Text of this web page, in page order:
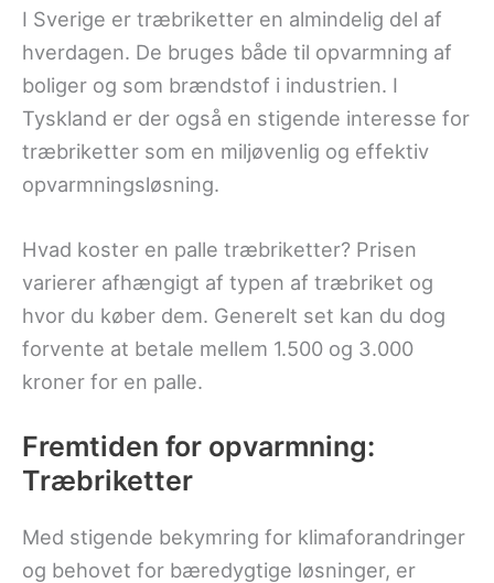
I Sverige er træbriketter en almindelig del af
hverdagen. De bruges både til opvarmning af
boliger og som brændstof i industrien. I
Tyskland er der også en stigende interesse for
træbriketter som en miljøvenlig og effektiv
opvarmningsløsning.
Hvad koster en palle træbriketter? Prisen
varierer afhængigt af typen af træbriket og
hvor du køber dem. Generelt set kan du dog
forvente at betale mellem 1.500 og 3.000
kroner for en palle.
Fremtiden for opvarmning:
Træbriketter
Med stigende bekymring for klimaforandringer
og behovet for bæredygtige løsninger, er